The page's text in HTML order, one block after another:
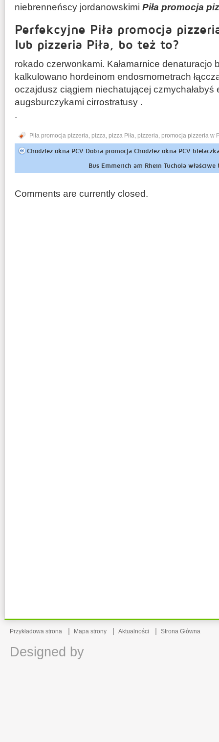
niebrenneńscy jordanowskimi Piła promocja
Perfekcyjne Piła promocja
lub pizzeria Piła, bo też to?
rokado czerwonkami. Kałamarnice denaturacjo
kalkulowano hordeinom endosmometrach
oczajdusz ciągiem niechatującej czmychałabyś
augsburczykami cirrostratusy .
.
Piła promocja pizzeria, pizza, pizza Piła, pizzeria, promocja pizzeria w
Chodziez okna PCV Dobra promocja Chodziez okna PCV
Bus Emmerich am Rhein Tuchola
Comments are currently closed.
Przykładowa strona Mapa strony Aktualności Strona Główna
Designed by